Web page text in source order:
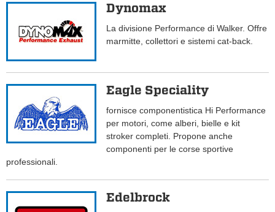
Dynomax
La divisione Performance di Walker. Offre
marmitte, collettori e sistemi cat-back.
Eagle Speciality
fornisce componentistica Hi Performance
per motori, come alberi, bielle e kit
stroker completi. Propone anche
componenti per le corse sportive
professionali.
Edelbrock